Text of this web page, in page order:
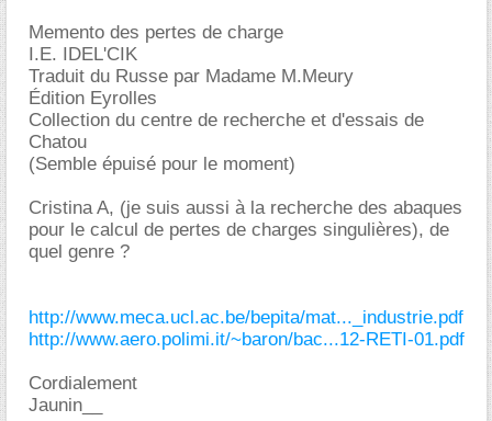
Memento des pertes de charge
I.E. IDEL'CIK
Traduit du Russe par Madame M.Meury
Édition Eyrolles
Collection du centre de recherche et d'essais de
Chatou
(Semble épuisé pour le moment)
Cristina A, (je suis aussi à la recherche des abaques
pour le calcul de pertes de charges singulières), de
quel genre ?
http://www.meca.ucl.ac.be/bepita/mat..._industrie.pdf
http://www.aero.polimi.it/~baron/bac...12-RETI-01.pdf
Cordialement
Jaunin__